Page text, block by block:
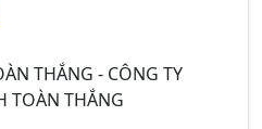
THẮNG - CÔNG TY
TOÀN THẮNG